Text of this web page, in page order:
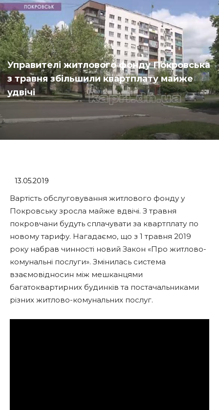
Управителі житлового фонду Покровська
з травня збільшили квартплату майже
удвічі
13.05.2019
Вартість обслуговування житлового фонду у
Покровську зросла майже вдвічі. З травня
покровчани будуть сплачувати за квартплату по
новому тарифу. Нагадаємо, що з 1 травня 2019
року набрав чинності новий Закон «Про житлово-
комунальні послуги». Змінилась система
взаємовідносин між мешканцями
багатоквартирних будинків та постачальниками
різних житлово-комунальних послуг.